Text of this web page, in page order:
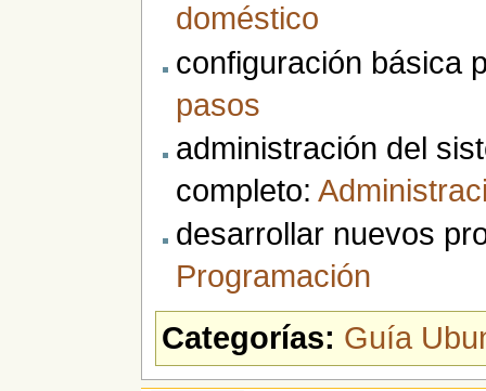
doméstico
configuración básica
pasos
administración del
completo:
desarrollar nuevos
Programación
Categorías: Guía